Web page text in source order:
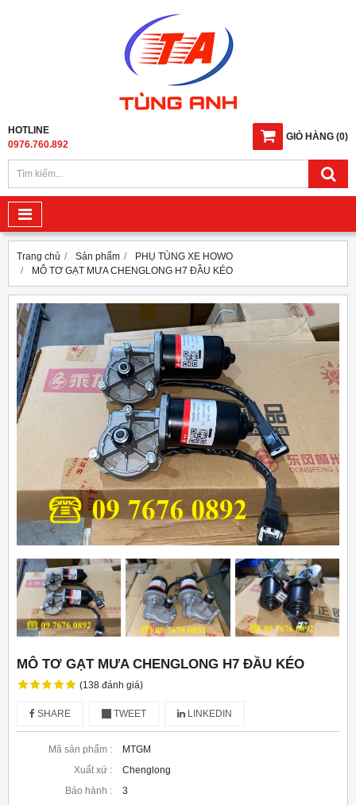
GIỎ HÀNG (0)
HOTLINE
0976.760.892
Trang chủ Sản phẩm
PHỤ TÙNG XE HOWO
MÔ TƠ GẠT MƯA CHENGLONG H7 ĐẦU KÉO
MÔ TƠ GẠT MƯA CHENGLONG H7 ĐẦU KÉO
(138 đánh giá)
SHARE TWEET LINKEDIN
Mã sản phẩm :
MTGM
Xuất xứ :
Chenglong
Bảo hành :
3